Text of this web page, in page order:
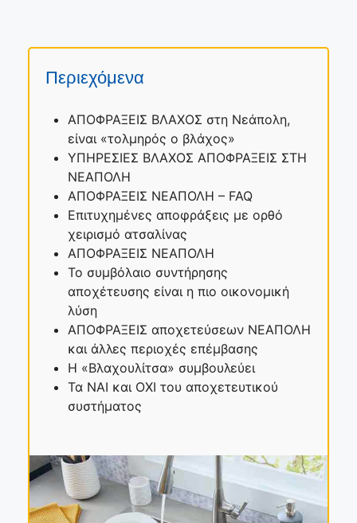
Περιεχόμενα
ΑΠΟΦΡΑΞΕΙΣ ΒΛΑΧΟΣ στη Νεάπολη,
είναι «τολμηρός ο βλάχος»
ΥΠΗΡΕΣΙΕΣ ΒΛΑΧΟΣ ΑΠΟΦΡΑΞΕΙΣ ΣΤΗ
ΝΕΑΠΟΛΗ
ΑΠΟΦΡΑΞΕΙΣ ΝΕΑΠΟΛΗ – FAQ
Επιτυχημένες αποφράξεις με ορθό
χειρισμό ατσαλίνας
ΑΠΟΦΡΑΞΕΙΣ ΝΕΑΠΟΛΗ
Το συμβόλαιο συντήρησης
αποχέτευσης είναι η πιο οικονομική
λύση
ΑΠΟΦΡΑΞΕΙΣ αποχετεύσεων ΝΕΑΠΟΛΗ
και άλλες περιοχές επέμβασης
Η «Βλαχουλίτσα» συμβουλεύει
Τα ΝΑΙ και ΟΧΙ του αποχετευτικού
συστήματος